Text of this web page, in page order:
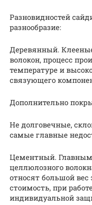
Разновидностей
разнообразие:
Деревянный.
волокон, процесс
температуре и
связующего
Дополнительно
Не долговечные,
самые главные
Цементный. Главным
целлюлозного
относят большой вес
стоимость, при
индивидуальной